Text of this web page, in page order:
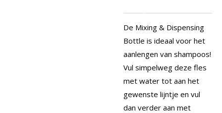
De Mixing & Dispensing
Bottle is ideaal voor het
aanlengen van shampoos!
Vul simpelweg deze fles
met water tot aan het
gewenste lijntje en vul
dan verder aan met